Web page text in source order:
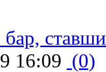
16:09 (0)